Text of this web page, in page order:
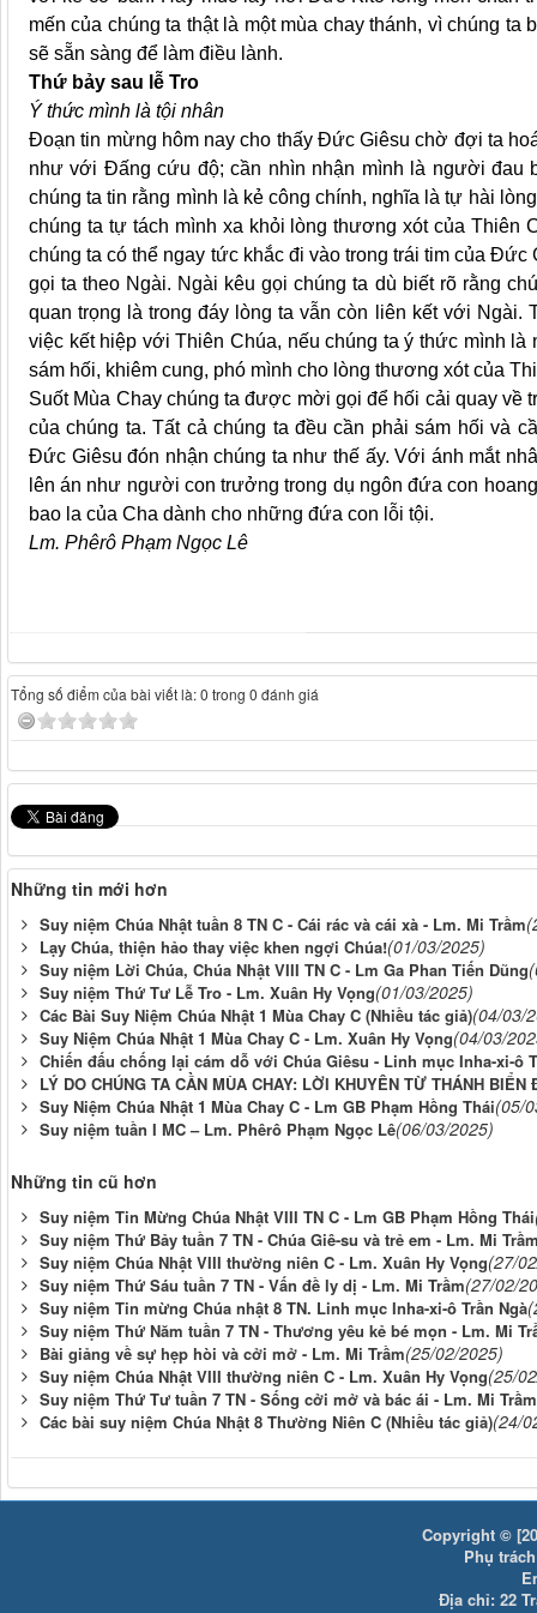
mến của chúng ta thật là một mùa chay thánh, vì chúng
sẽ sẵn sàng để làm điều lành.
Thứ bảy sau lễ Tro
Ý thức mình là tội nhân
Đoạn tin mừng hôm nay cho thấy Đức Giêsu chờ đợi ta
như với Đấng cứu độ; cần nhìn nhận mình là người
chúng ta tin rằng mình là kẻ công chính, nghĩa là tự hài
chúng ta tự tách mình xa khỏi lòng thương xót của Thiên
chúng ta có thể ngay tức khắc đi vào trong trái tim của
gọi ta theo Ngài. Ngài kêu gọi chúng ta dù biết rõ rằng
quan trọng là trong đáy lòng ta vẫn còn liên kết với
việc kết hiệp với Thiên Chúa, nếu chúng ta ý thức mình
sám hối, khiêm cung, phó mình cho lòng thương xót của
Suốt Mùa Chay chúng ta được mời gọi để hối cải quay
của chúng ta. Tất cả chúng ta đều cần phải sám hối và
Đức Giêsu đón nhận chúng ta như thế ấy. Với ánh mắt
lên án như người con trưởng trong dụ ngôn đứa con
bao la của Cha dành cho những đứa con lỗi tội.
Lm. Phêrô Phạm Ngọc Lê
Tổng số điểm của bài viết là: 0 trong 0 đánh giá
Những tin mới hơn
Suy niệm Chúa Nhật tuần 8 TN C - Cái rác và cái xà - Lm. Mi Trầm
Lạy Chúa, thiện hảo thay việc khen ngợi Chúa!(01/03/2025)
Suy niệm Lời Chúa, Chúa Nhật VIII TN C - Lm Ga Phan Tiến Dũng
Suy niệm Thứ Tư Lễ Tro - Lm. Xuân Hy Vọng(01/03/2025)
Các Bài Suy Niệm Chúa Nhật 1 Mùa Chay C (Nhiều tác giả)(04/03/
Suy Niệm Chúa Nhật 1 Mùa Chay C - Lm. Xuân Hy Vọng(04/03/
Chiến đấu chống lại cám dỗ với Chúa Giêsu - Linh mục Inha-xi-ô
LÝ DO CHÚNG TA CẦN MÙA CHAY: LỜI KHUYÊN TỪ THÁNH BIỂN
Suy Niệm Chúa Nhật 1 Mùa Chay C - Lm GB Phạm Hồng Thái(05/
Suy niệm tuần I MC – Lm. Phêrô Phạm Ngọc Lê(06/03/2025)
Những tin cũ hơn
Suy niệm Tin Mừng Chúa Nhật VIII TN C - Lm GB Phạm Hồng Thái
Suy niệm Thứ Bảy tuần 7 TN - Chúa Giê-su và trẻ em - Lm. Mi
Suy niệm Chúa Nhật VIII thường niên C - Lm. Xuân Hy Vọng(27/
Suy niệm Thứ Sáu tuần 7 TN - Vấn đề ly dị - Lm. Mi Trầm(27/02/
Suy niệm Tin mừng Chúa nhật 8 TN. Linh mục Inha-xi-ô Trần Ngà
Suy niệm Thứ Năm tuần 7 TN - Thương yêu kẻ bé mọn - Lm. Mi
Bài giảng về sự hẹp hòi và cởi mở - Lm. Mi Trầm(25/02/2025)
Suy niệm Chúa Nhật VIII thường niên C - Lm. Xuân Hy Vọng(25/
Suy niệm Thứ Tư tuần 7 TN - Sống cởi mở và bác ái - Lm. Mi Trầm
Các bài suy niệm Chúa Nhật 8 Thường Niên C (Nhiều tác giả)(24/
Copyright ©
Phụ
Địa chỉ: 22